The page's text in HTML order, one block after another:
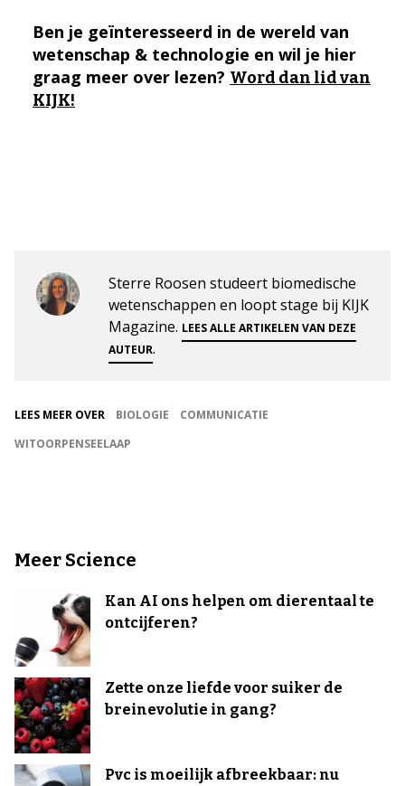
Ben je geïnteresseerd in de wereld van
wetenschap & technologie en wil je hier
graag meer over lezen? Word dan lid van
KIJK!
Sterre Roosen studeert biomedische
wetenschappen en loopt stage bij KIJK
Magazine. LEES ALLE ARTIKELEN VAN DEZE
AUTEUR.
LEES MEER OVER BIOLOGIE
COMMUNICATIE
WITOORPENSEELAAP
Meer Science
Kan AI ons helpen om dierentaal te
ontcijferen?
Zette onze liefde voor suiker de
breinevolutie in gang?
Pvc is moeilijk afbreekbaar: nu